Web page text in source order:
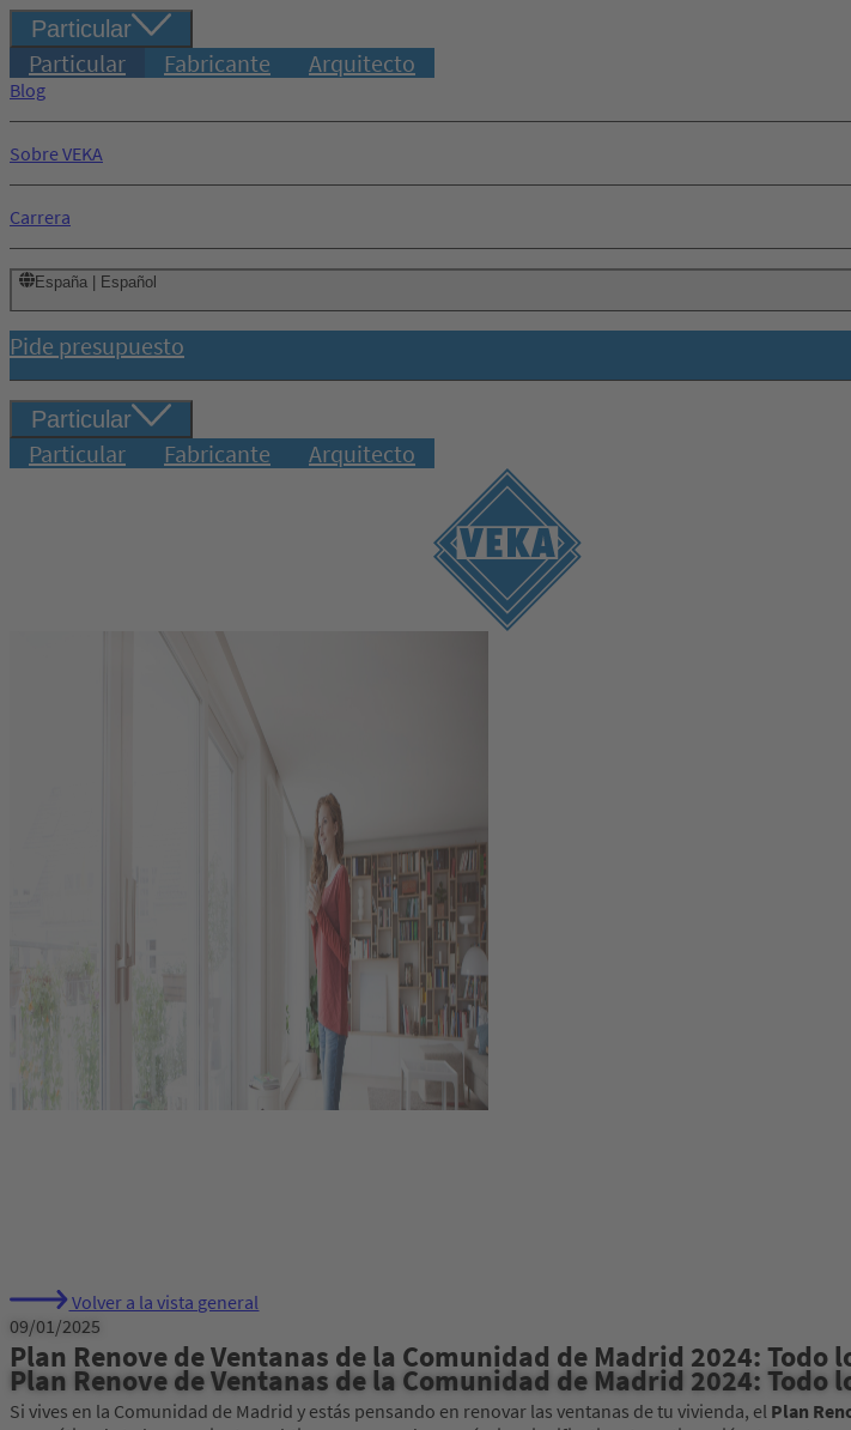
Particular
Particular Fabricante Arquitecto
Blog
Sobre VEKA
Carrera
España | Español
Pide presupuesto
Particular
Particular Fabricante Arquitecto
09/01/2025
Plan Renove de Ventanas de la Comunidad de Madrid 2024: Todo
Volver a la vista general
Plan Renove de Ventanas de la Comunidad de Madrid 2024: Todo
Si vives en la Comunidad de Madrid y estás pensando en renovar las ventanas de tu vivienda, el Plan